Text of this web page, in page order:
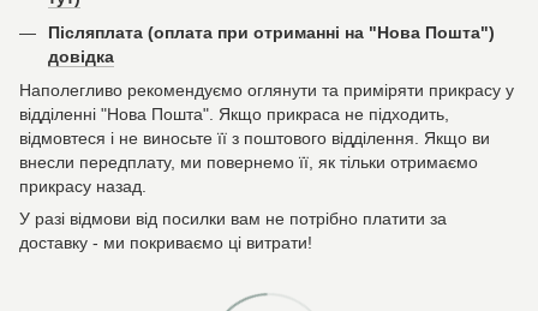
Післяплата (оплата при отриманні на "Нова Пошта")
довідка
Наполегливо рекомендуємо оглянути та приміряти прикрасу у
відділенні "Нова Пошта". Якщо прикраса не підходить,
відмовтеся і не виносьте її з поштового відділення. Якщо ви
внесли передплату, ми повернемо її, як тільки отримаємо
прикрасу назад.
У разі відмови від посилки вам не потрібно платити за
доставку - ми покриваємо ці витрати!